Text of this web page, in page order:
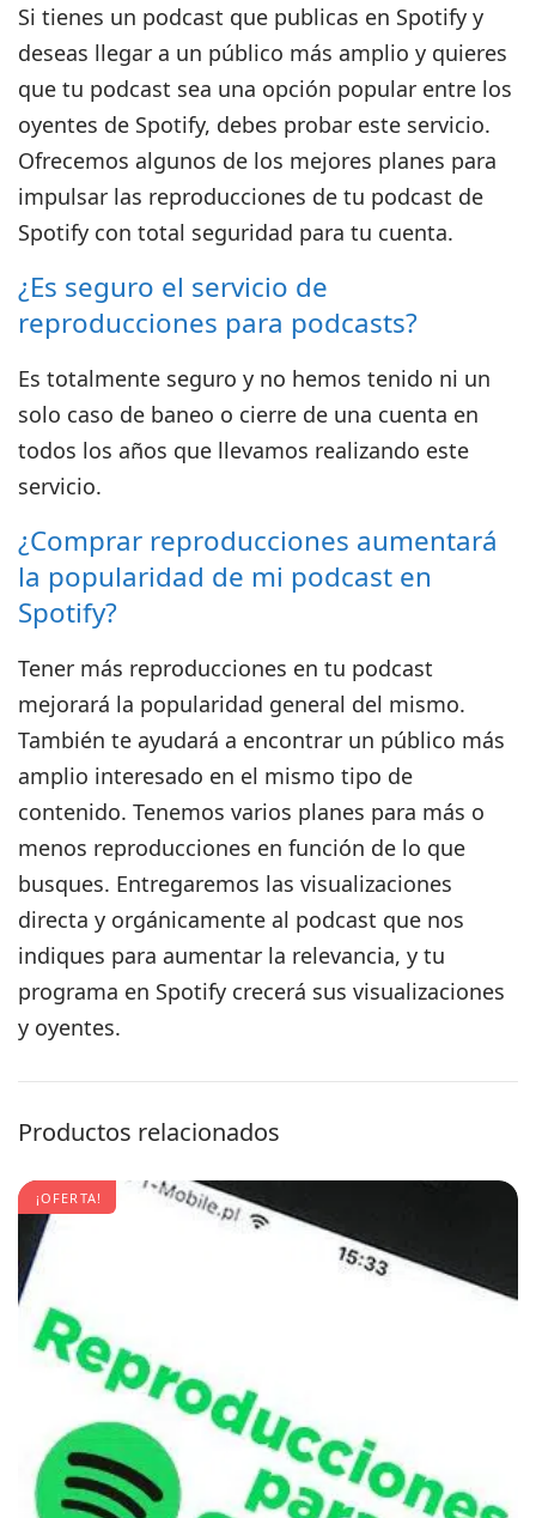
Si tienes un podcast que publicas en Spotify y
deseas llegar a un público más amplio y quieres
que tu podcast sea una opción popular entre los
oyentes de Spotify, debes probar este servicio.
Ofrecemos algunos de los mejores planes para
impulsar las reproducciones de tu podcast de
Spotify con total seguridad para tu cuenta.
¿Es seguro el servicio de
reproducciones para podcasts?
Es totalmente seguro y no hemos tenido ni un
solo caso de baneo o cierre de una cuenta en
todos los años que llevamos realizando este
servicio.
¿Comprar reproducciones aumentará
la popularidad de mi podcast en
Spotify?
Tener más reproducciones en tu podcast
mejorará la popularidad general del mismo.
También te ayudará a encontrar un público más
amplio interesado en el mismo tipo de
contenido. Tenemos varios planes para más o
menos reproducciones en función de lo que
busques. Entregaremos las visualizaciones
directa y orgánicamente al podcast que nos
indiques para aumentar la relevancia, y tu
programa en Spotify crecerá sus visualizaciones
y oyentes.
Productos relacionados
¡OFERTA!